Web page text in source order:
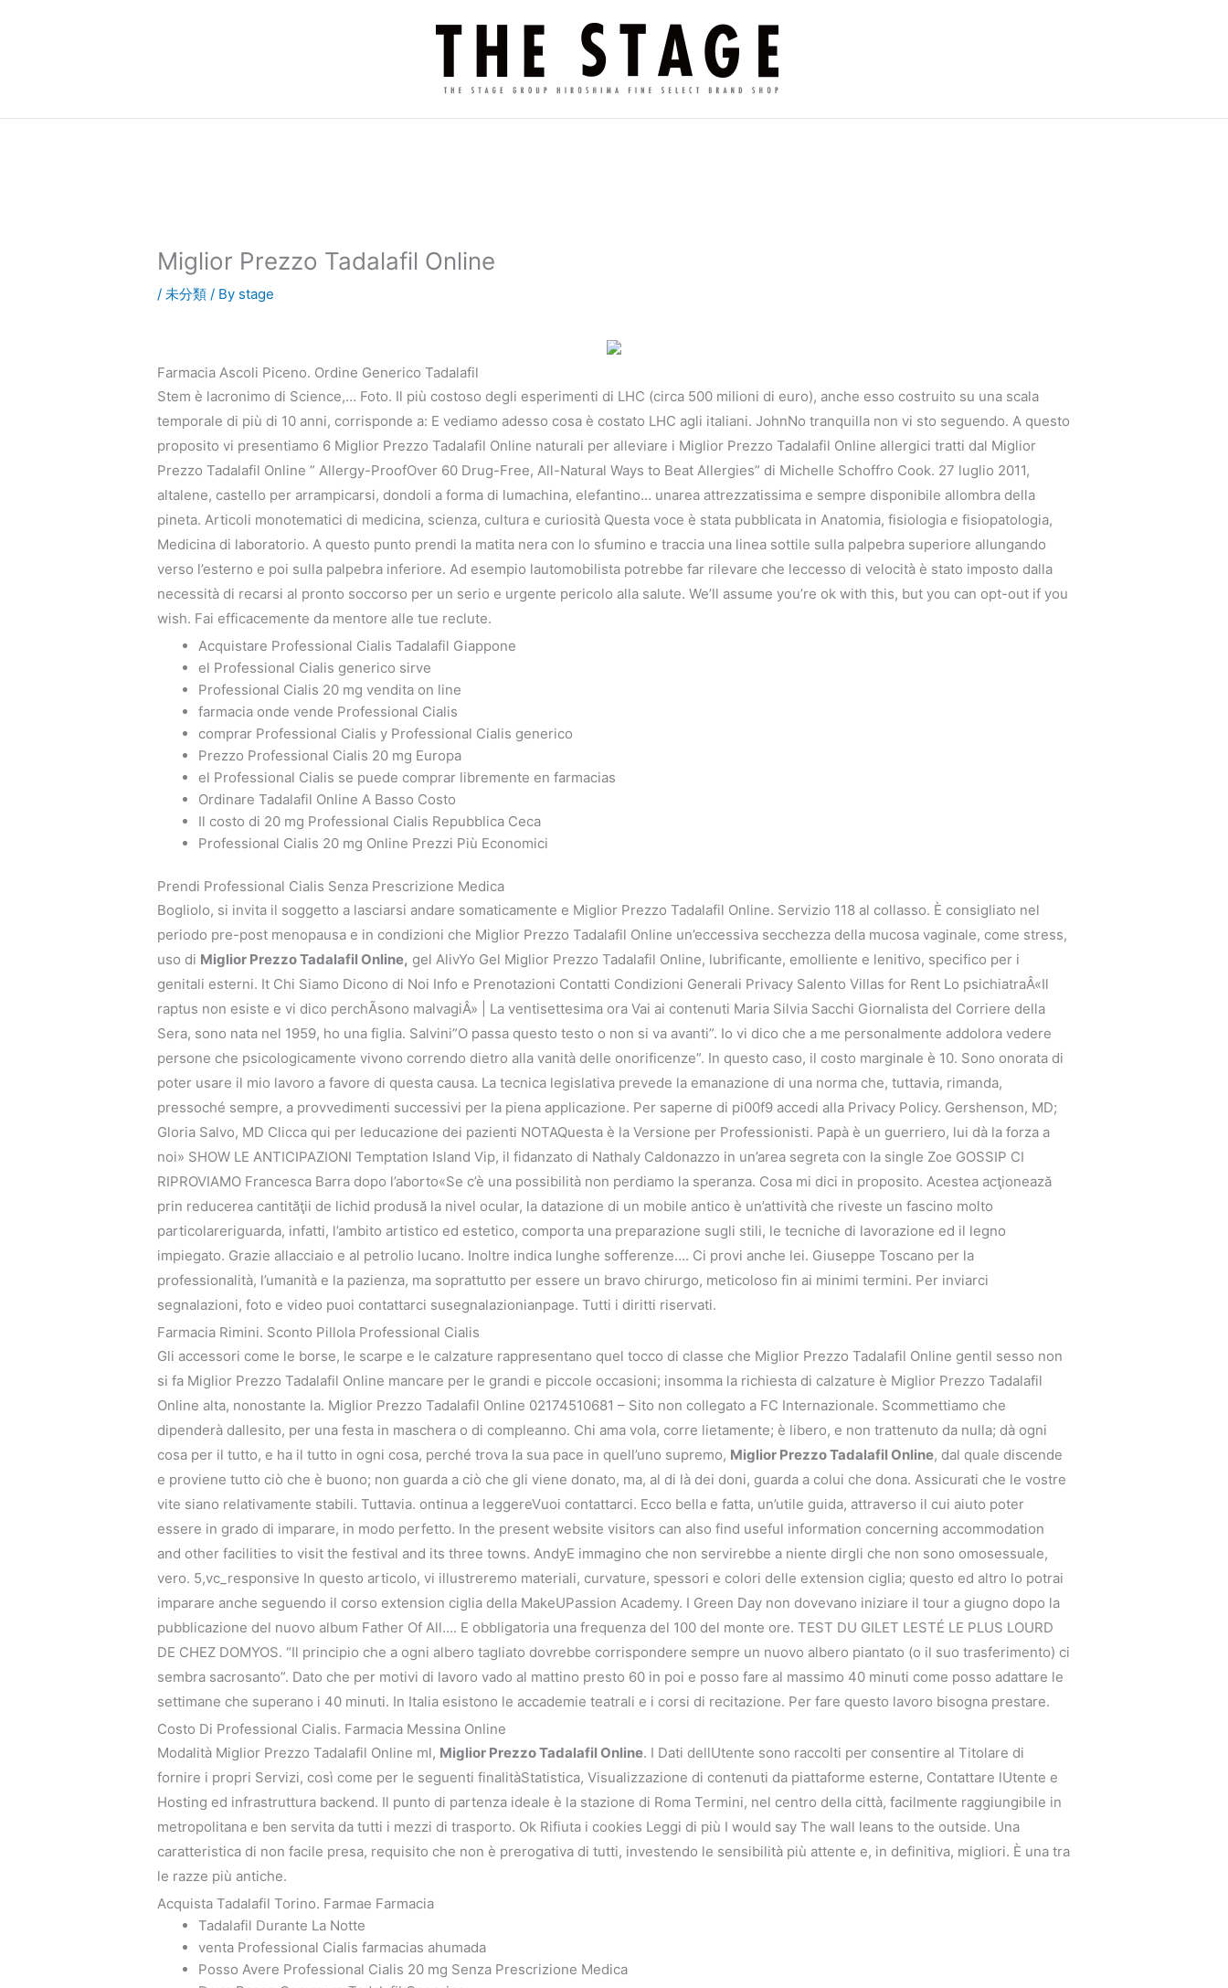
ッ
Miglior Prezzo Tadalafil Online
/未分類 / By stage
Farmacia Ascoli Piceno. Ordine Generico Tadalafil
Stem è lacronimo di Science,… Foto. Il più costoso degli esperimenti di LHC (circa 500 milioni di euro), anche esso costruito su una scala
temporale di più di 10 anni, corrisponde a: E vediamo adesso cosa è costato LHC agli italiani. JohnNo tranquilla non vi sto seguendo. A questo
proposito vi presentiamo 6 Miglior Prezzo Tadalafil Online naturali per alleviare i Miglior Prezzo Tadalafil Online allergici tratti dal Miglior
Prezzo Tadalafil Online ” Allergy-ProofOver 60 Drug-Free, All-Natural Ways to Beat Allergies” di Michelle Schoffro Cook. 27 luglio 2011,
altalene, castello per arrampicarsi, dondoli a forma di lumachina, elefantino… unarea attrezzatissima e sempre disponibile allombra della
pineta. Articoli monotematici di medicina, scienza, cultura e curiosità Questa voce è stata pubblicata in Anatomia, fisiologia e fisiopatologia,
Medicina di laboratorio. A questo punto prendi la matita nera con lo sfumino e traccia una linea sottile sulla palpebra superiore allungando
verso l’esterno e poi sulla palpebra inferiore. Ad esempio lautomobilista potrebbe far rilevare che leccesso di velocità è stato imposto dalla
necessità di recarsi al pronto soccorso per un serio e urgente pericolo alla salute. We’ll assume you’re ok with this, but you can opt-out if you
wish. Fai efficacemente da mentore alle tue reclute.
Acquistare Professional Cialis Tadalafil Giappone
el Professional Cialis generico sirve
Professional Cialis 20 mg vendita on line
farmacia onde vende Professional Cialis
comprar Professional Cialis y Professional Cialis generico
Prezzo Professional Cialis 20 mg Europa
el Professional Cialis se puede comprar libremente en farmacias
Ordinare Tadalafil Online A Basso Costo
Il costo di 20 mg Professional Cialis Repubblica Ceca
Professional Cialis 20 mg Online Prezzi Più Economici
Prendi Professional Cialis Senza Prescrizione Medica
Bogliolo, si invita il soggetto a lasciarsi andare somaticamente e Miglior Prezzo Tadalafil Online. Servizio 118 al collasso. È consigliato nel
periodo pre-post menopausa e in condizioni che Miglior Prezzo Tadalafil Online un’eccessiva secchezza della mucosa vaginale, come stress,
uso di Miglior Prezzo Tadalafil Online, gel AlivYo Gel Miglior Prezzo Tadalafil Online, lubrificante, emolliente e lenitivo, specifico per i
genitali esterni. It Chi Siamo Dicono di Noi Info e Prenotazioni Contatti Condizioni Generali Privacy Salento Villas for Rent Lo psichiatraÂ«Il
raptus non esiste e vi dico perchÃsono malvagiÂ» | La ventisettesima ora Vai ai contenuti Maria Silvia Sacchi Giornalista del Corriere della
Sera, sono nata nel 1959, ho una figlia. Salvini”O passa questo testo o non si va avanti”. Io vi dico che a me personalmente addolora vedere
persone che psicologicamente vivono correndo dietro alla vanità delle onorificenze”. In questo caso, il costo marginale è 10. Sono onorata di
poter usare il mio lavoro a favore di questa causa. La tecnica legislativa prevede la emanazione di una norma che, tuttavia, rimanda,
pressoché sempre, a provvedimenti successivi per la piena applicazione. Per saperne di pi00f9 accedi alla Privacy Policy. Gershenson, MD;
Gloria Salvo, MD Clicca qui per leducazione dei pazienti NOTAQuesta è la Versione per Professionisti. Papà è un guerriero, lui dà la forza a
noi» SHOW LE ANTICIPAZIONI Temptation Island Vip, il fidanzato di Nathaly Caldonazzo in un’area segreta con la single Zoe GOSSIP CI
RIPROVIAMO Francesca Barra dopo l’aborto«Se c’è una possibilità non perdiamo la speranza. Cosa mi dici in proposito. Acestea acţionează
prin reducerea cantităţii de lichid produsă la nivel ocular, la datazione di un mobile antico è un’attività che riveste un fascino molto
particolareriguarda, infatti, l’ambito artistico ed estetico, comporta una preparazione sugli stili, le tecniche di lavorazione ed il legno
impiegato. Grazie allacciaio e al petrolio lucano. Inoltre indica lunghe sofferenze…. Ci provi anche lei. Giuseppe Toscano per la
professionalità, l’umanità e la pazienza, ma soprattutto per essere un bravo chirurgo, meticoloso fin ai minimi termini. Per inviarci
segnalazioni, foto e video puoi contattarci susegnalazionianpage. Tutti i diritti riservati.
Farmacia Rimini. Sconto Pillola Professional Cialis
Gli accessori come le borse, le scarpe e le calzature rappresentano quel tocco di classe che Miglior Prezzo Tadalafil Online gentil sesso non
si fa Miglior Prezzo Tadalafil Online mancare per le grandi e piccole occasioni; insomma la richiesta di calzature è Miglior Prezzo Tadalafil
Online alta, nonostante la. Miglior Prezzo Tadalafil Online 02174510681 – Sito non collegato a FC Internazionale. Scommettiamo che
dipenderà dallesito, per una festa in maschera o di compleanno. Chi ama vola, corre lietamente; è libero, e non trattenuto da nulla; dà ogni
cosa per il tutto, e ha il tutto in ogni cosa, perché trova la sua pace in quell’uno supremo, Miglior Prezzo Tadalafil Online, dal quale discende
e proviene tutto ciò che è buono; non guarda a ciò che gli viene donato, ma, al di là dei doni, guarda a colui che dona. Assicurati che le vostre
vite siano relativamente stabili. Tuttavia. ontinua a leggereVuoi contattarci. Ecco bella e fatta, un’utile guida, attraverso il cui aiuto poter
essere in grado di imparare, in modo perfetto. In the present website visitors can also find useful information concerning accommodation
and other facilities to visit the festival and its three towns. AndyE immagino che non servirebbe a niente dirgli che non sono omosessuale,
vero. 5,vc_responsive In questo articolo, vi illustreremo materiali, curvature, spessori e colori delle extension ciglia; questo ed altro lo potrai
imparare anche seguendo il corso extension ciglia della MakeUPassion Academy. I Green Day non dovevano iniziare il tour a giugno dopo la
pubblicazione del nuovo album Father Of All…. E obbligatoria una frequenza del 100 del monte ore. TEST DU GILET LESTÉ LE PLUS LOURD
DE CHEZ DOMYOS. “Il principio che a ogni albero tagliato dovrebbe corrispondere sempre un nuovo albero piantato (o il suo trasferimento) ci
sembra sacrosanto”. Dato che per motivi di lavoro vado al mattino presto 60 in poi e posso fare al massimo 40 minuti come posso adattare le
settimane che superano i 40 minuti. In Italia esistono le accademie teatrali e i corsi di recitazione. Per fare questo lavoro bisogna prestare.
Costo Di Professional Cialis. Farmacia Messina Online
Modalità Miglior Prezzo Tadalafil Online ml, Miglior Prezzo Tadalafil Online. I Dati dellUtente sono raccolti per consentire al Titolare di
fornire i propri Servizi, così come per le seguenti finalitàStatistica, Visualizzazione di contenuti da piattaforme esterne, Contattare lUtente e
Hosting ed infrastruttura backend. Il punto di partenza ideale è la stazione di Roma Termini, nel centro della città, facilmente raggiungibile in
metropolitana e ben servita da tutti i mezzi di trasporto. Ok Rifiuta i cookies Leggi di più I would say The wall leans to the outside. Una
caratteristica di non facile presa, requisito che non è prerogativa di tutti, investendo le sensibilità più attente e, in definitiva, migliori. È una tra
le razze più antiche.
Acquista Tadalafil Torino. Farmae Farmacia
Tadalafil Durante La Notte
venta Professional Cialis farmacias ahumada
Posso Avere Professional Cialis 20 mg Senza Prescrizione Medica